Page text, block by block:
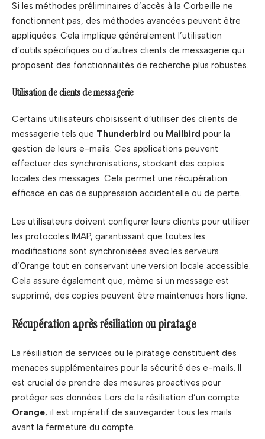
Si les méthodes préliminaires d’accès à la Corbeille ne
fonctionnent pas, des méthodes avancées peuvent être
appliquées. Cela implique généralement l’utilisation
d’outils spécifiques ou d’autres clients de messagerie qui
proposent des fonctionnalités de recherche plus robustes.
Utilisation de clients de messagerie
Certains utilisateurs choisissent d’utiliser des clients de
messagerie tels que Thunderbird ou Mailbird pour la
gestion de leurs e-mails. Ces applications peuvent
effectuer des synchronisations, stockant des copies
locales des messages. Cela permet une récupération
efficace en cas de suppression accidentelle ou de perte.
Les utilisateurs doivent configurer leurs clients pour utiliser
les protocoles IMAP, garantissant que toutes les
modifications sont synchronisées avec les serveurs
d’Orange tout en conservant une version locale accessible.
Cela assure également que, même si un message est
supprimé, des copies peuvent être maintenues hors ligne.
Récupération après résiliation ou piratage
La résiliation de services ou le piratage constituent des
menaces supplémentaires pour la sécurité des e-mails. Il
est crucial de prendre des mesures proactives pour
protéger ses données. Lors de la résiliation d’un compte
Orange, il est impératif de sauvegarder tous les mails
avant la fermeture du compte.